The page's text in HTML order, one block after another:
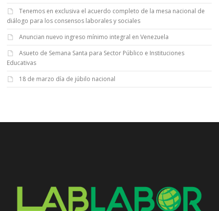
Tenemos en exclusiva el acuerdo completo de la mesa nacional de
diálogo para los consensos laborales y sociales
Anuncian nuevo ingreso mínimo integral en Venezuela
Asueto de Semana Santa para Sector Público e Instituciones
Educativas
18 de marzo día de júbilo nacional